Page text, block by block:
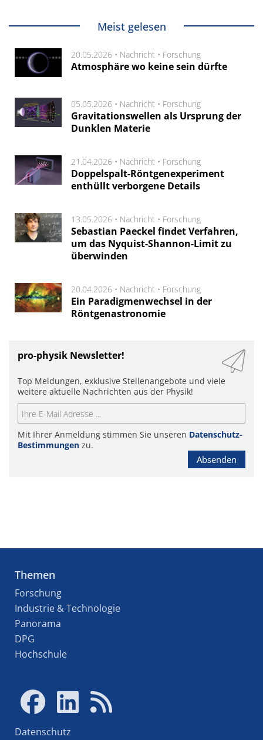
Meist gelesen
20.05.2026 • Nachricht • Forschung
Atmosphäre wo keine sein dürfte
05.05.2026 • Nachricht • Forschung
Gravitationswellen als Ursprung der
Dunklen Materie
21.04.2026 • Nachricht • Forschung
Doppelspalt-Röntgenexperiment
enthüllt verborgene Details
13.05.2026 • Nachricht • Forschung
Sebastian Paeckel findet Verfahren,
um das Nyquist-Shannon-Limit zu
überwinden
20.04.2026 • Nachricht • Forschung
Ein Paradigmenwechsel in der
Röntgenastronomie
pro-physik Newsletter!
Top Meldungen, exklusive Stellenangebote und viele
weitere aktuelle Nachrichten aus der Physik!
Mit Ihrer Anmeldung stimmen Sie unseren Datenschutz-
Bestimmungen zu.
Absenden
Themen
Forschung
Industrie & Technologie
Panorama
DPG
Hochschule
Datenschutz